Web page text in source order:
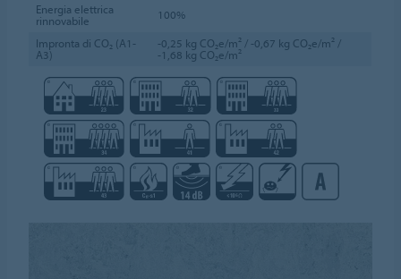
Energia elettrica
rinnovabile
100%
Impronta di CO₂ (A1-
A3)
-0,25 kg CO₂e/m² / -0,67 kg CO₂e/m² /
-1,68 kg CO₂e/m²